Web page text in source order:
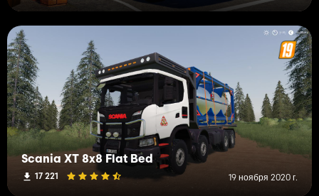
Scania XT 8x8 Flat Bed
17 221 19 ноября 2020 г.